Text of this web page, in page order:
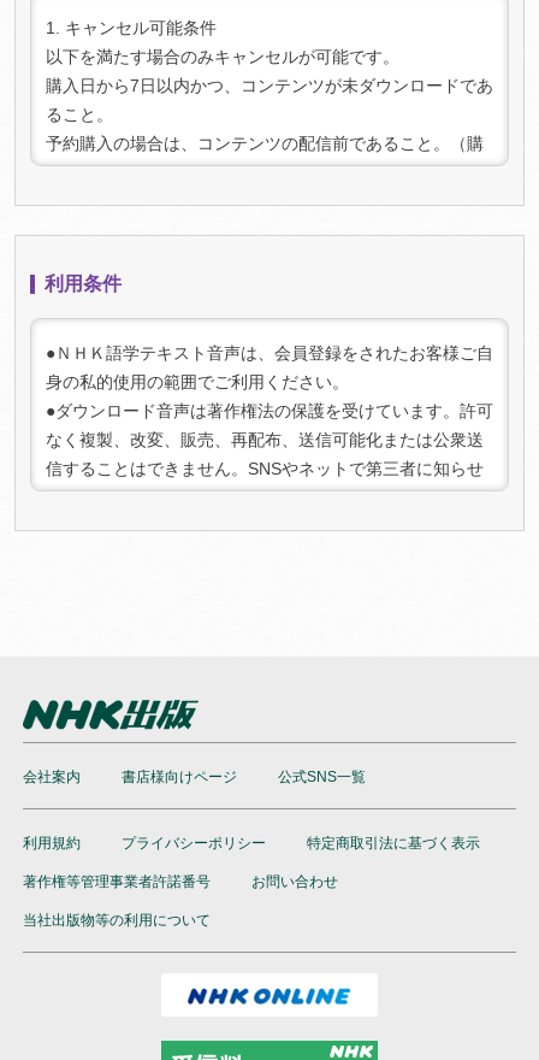
1. キャンセル可能条件
以下を満たす場合のみキャンセルが可能です。
購入日から7日以内かつ、コンテンツが未ダウンロードであ
ること。
予約購入の場合は、コンテンツの配信前であること。（購
入時点で予約であっても、配信後にダウンロードされた場
合はキャンセルできません）
とを確認の上、「マイページ」（
の「マイコンテンツ一 覧」より該当の商品を選択してお手
続きください。キャンセルが承認され次第、返金手続きを
行います。
3. 注意事項:
キャンセル可能期間を過ぎた場合、またはコンテンツをダ
ウンロードした場合は、キャンセルおよび返金はできませ
んのでご了承ください。
利用条件
●ＮＨＫ語学テキスト音声は、会員登録をされたお客様ご自
身の私的使用の範囲でご利用ください。
●ダウンロード音声は著作権法の保護を受けています。許可
なく複製、改変、販売、再配布、送信可能化または公衆送
信することはできません。SNSやネットで第三者に知らせ
る行為は法律で禁じられております。また、法人としての
ご利用は禁止させていただいております。
とがあります。
会社案内 書店様向けページ 公式SNS一覧
利用規約 プライバシーポリシー 特定商取引法に基づく表示
著作権等管理事業者許諾番号 お問い合わせ
当社出版物等の利用について